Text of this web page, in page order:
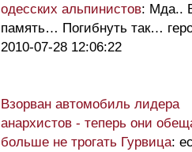
одесских альпинистов: Мда..
память… Погибнуть так…
2010-07-28 12:06:22
Взорван автомобиль лидера
анархистов - теперь они
больше не трогать Гурвица: